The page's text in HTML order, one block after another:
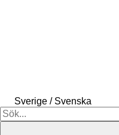
Sverige / Svenska